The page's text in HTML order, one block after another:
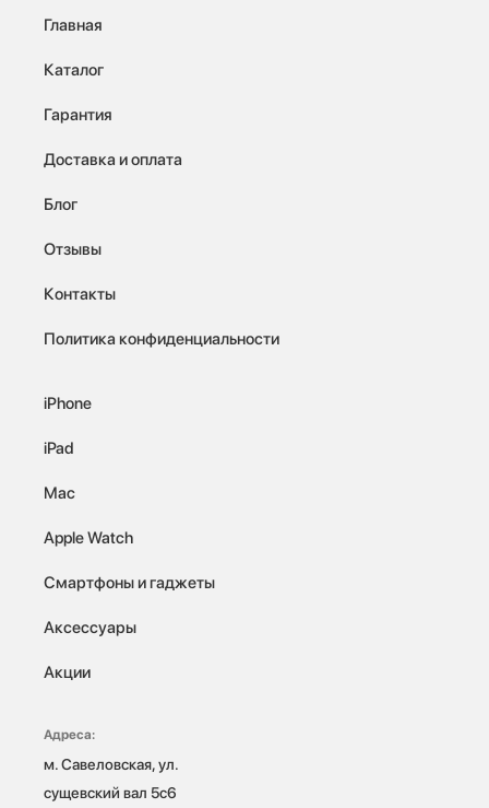
Главная
Каталог
Гарантия
Доставка и оплата
Блог
Отзывы
Контакты
Политика конфиденциальности
iPhone
iPad
Mac
Apple Watch
Смартфоны и гаджеты
Аксессуары
Акции
Адреса:
м. Савеловская, ул.
сущевский вал 5с6